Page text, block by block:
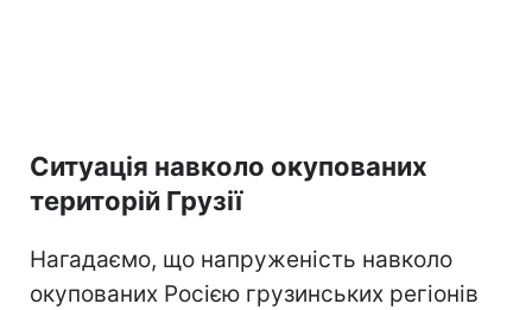
Ситуація навколо окупованих
територій Грузії
Нагадаємо, що напруженість навколо
окупованих Росією грузинських регіонів